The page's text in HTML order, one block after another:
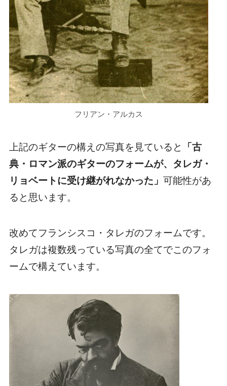
フリアン・アルカス
上記のギターの構えの写真を見ていると
「古
典・ロマン派のギターのフォームが、タレガ・
リョベートに受け継がれなかった」 可能性があ
ると思います。
改めてフランシスコ・タレガのフォームです。
タレガは複数残っている写真の全てでこのフォ
ームで構えています。